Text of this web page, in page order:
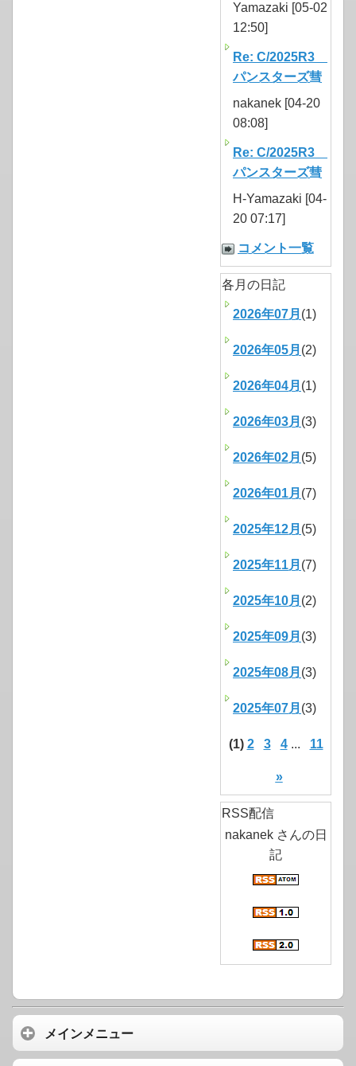
Yamazaki [05-02
12:50]
Re: C/2025R3
パンスターズ彗
nakanek [04-20
08:08]
Re: C/2025R3
パンスターズ彗
H-Yamazaki [04-
20 07:17]
コメント一覧
各月の日記
2026年07月 (1)
2026年05月 (2)
2026年04月 (1)
2026年03月 (3)
2026年02月 (5)
2026年01月 (7)
2025年12月 (5)
2025年11月 (7)
2025年10月 (2)
2025年09月 (3)
2025年08月 (3)
2025年07月 (3)
(1) 2 3 4... 11
»
RSS配信
nakanek さんの日
記
メインメニュー